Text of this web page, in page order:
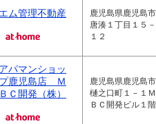
エム管理不動産
鹿児島県鹿児島市
唐湊１丁目１５－
１２
アパマンショッ
プ鹿児島店 Ｍ
ＢＣ開発（株）
鹿児島県鹿児島市
樋之口町１－１Ｍ
ＢＣ開発ビル１階